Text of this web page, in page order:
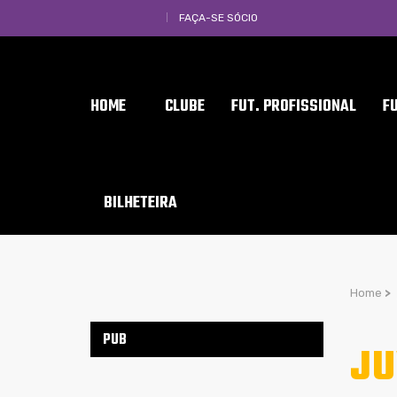
FAÇA-SE SÓCIO
HOME CLUBE FUT. PROFISSIONAL
BILHETEIRA
Home >
PUB